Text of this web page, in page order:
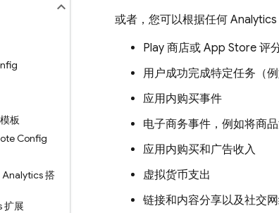
板
Config
搭
扩展
或者，您可以根据任何 Analytics
Play 商店或 App Store 评
用户成功完成特定任务（例
应用内购买事件
电子商务事件，例如将商
应用内购买和广告收入
虚拟货币支出
链接和内容分享以及社交